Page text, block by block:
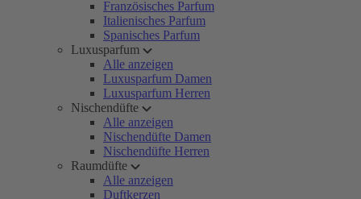
Französisches Parfum
Italienisches Parfum
Spanisches Parfum
Luxusparfum
Alle anzeigen
Luxusparfum Damen
Luxusparfum Herren
Nischendüfte
Alle anzeigen
Nischendüfte Damen
Nischendüfte Herren
Raumdüfte
Alle anzeigen
Duftkerzen